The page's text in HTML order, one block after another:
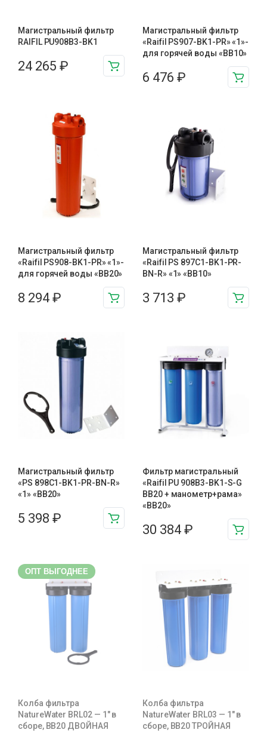
Магистральный фильтр
RAIFIL PU908B3-BK1
24 265 ₽
Магистральный фильтр
«Raifil PS907-BK1-PR» «1»-
для горячей воды «BB10»
6 476 ₽
Магистральный фильтр
«Raifil PS908-BK1-PR» «1»-
для горячей воды «BB20»
8 294 ₽
Магистральный фильтр
«Raifil PS 897C1-BK1-PR-
BN-R» «1» «BB10»
3 713 ₽
Магистральный фильтр
«PS 898C1-BK1-PR-BN-R»
«1» «BB20»
5 398 ₽
Фильтр магистральный
«Raifil PU 908B3-BK1-S-G
BB20 + манометр+рама»
«BB20»
30 384 ₽
ОПТ ВЫГОДНЕЕ
Колба фильтра
NatureWater BRL02 — 1″ в
сборе, BB20 ДВОЙНАЯ
Колба фильтра
NatureWater BRL03 — 1″ в
сборе, BB20 ТРОЙНАЯ